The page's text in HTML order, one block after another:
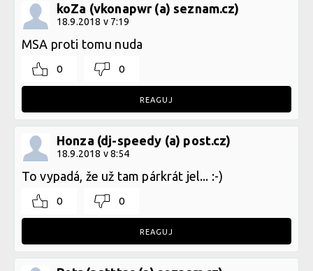
koZa (vkonapwr (a) seznam.cz)
18.9.2018 v 7:19
MSA proti tomu nuda
0 0
REAGUJ
Honza (dj-speedy (a) post.cz)
18.9.2018 v 8:54
To vypadá, že už tam párkrát jel... :-)
0 0
REAGUJ